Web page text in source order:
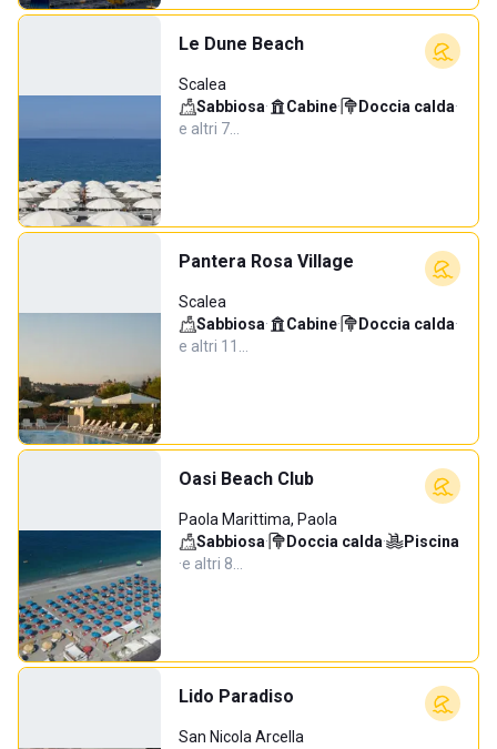
Le Dune Beach
Scalea
Sabbiosa· Cabine· Doccia calda·
e altri 7…
Pantera Rosa Village
Scalea
Sabbiosa· Cabine· Doccia calda·
e altri 11…
Oasi Beach Club
Paola Marittima, Paola
Sabbiosa· Doccia calda·
Piscina
·e altri 8…
Lido Paradiso
San Nicola Arcella